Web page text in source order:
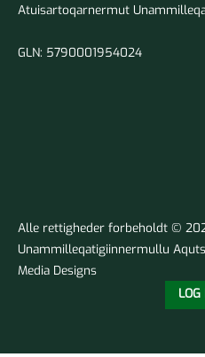
Atuisartoqarnermut
GLN: 5790001954024
Alle rettigheder forbeholdt ©
Unammilleqatigiinnermullu
Media Designs
LOG